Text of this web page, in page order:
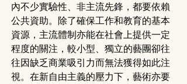
內不少實驗性、非主流先鋒，都要依賴
公共資助。除了確保工作和教育的基本
資源，主流體制亦能在社會上提供一定
程度的關注，較小型、獨立的藝團卻往
往因缺乏商業吸引力而無法獲得如此注
視。在新自由主義的壓力下，藝術亦要